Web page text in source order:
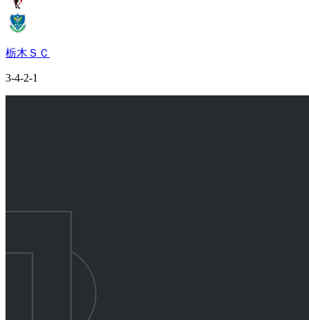
栃木ＳＣ
3-4-2-1